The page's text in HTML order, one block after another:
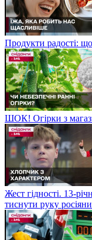
Продукти радості: що
ШОК! Огірки з
Жест гідності. 13-
тиснути руку